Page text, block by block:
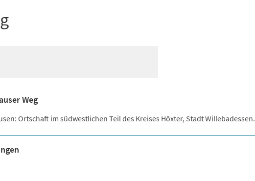
Weg
Ortschaft im südwestlichen Teil des Kreises Höxter, Stadt Willebadessen.